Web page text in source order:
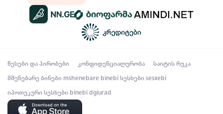
წესები და პირობები კონფიდენციალურობა საიტის რუკა
მშენებარე ბინები mshenebare binebi სესხები sesxebi
იპოთეკური სესხები binebi dgiurad